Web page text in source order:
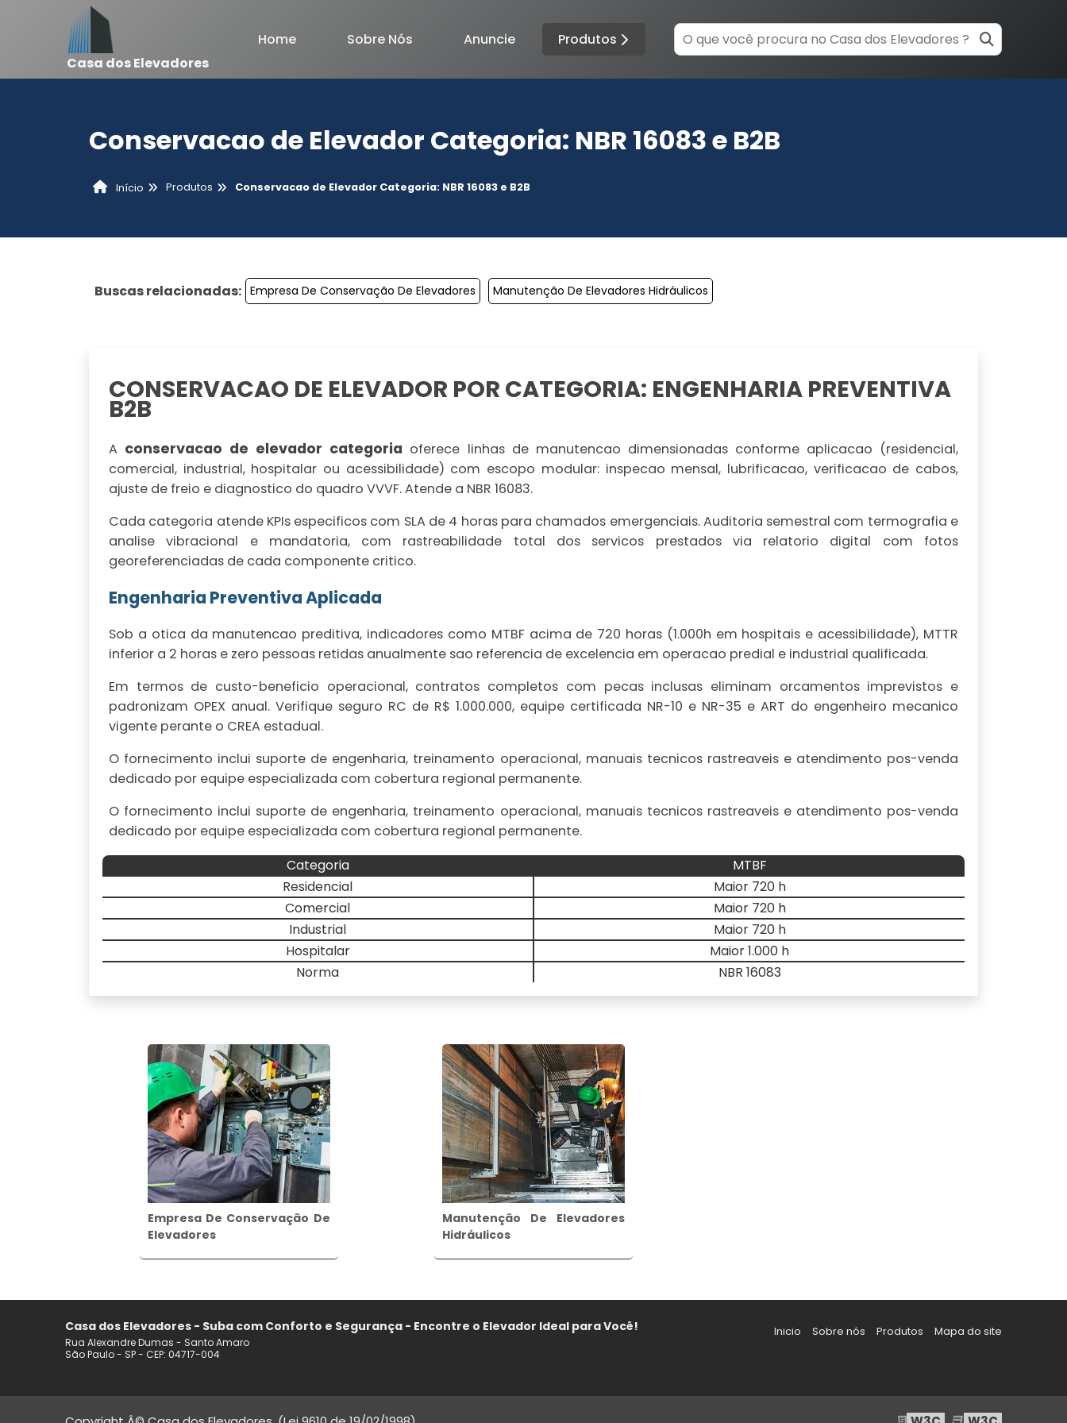
Casa dos Elevadores
Home Sobre Nós Anuncie Produtos
Conservacao de Elevador Categoria: NBR 16083 e B2B
Início Produtos Conservacao de Elevador Categoria: NBR 16083 e B2B
Buscas relacionadas: Empresa De Conservação De Elevadores Manutenção De Elevadores Hidráulicos
CONSERVACAO DE ELEVADOR POR CATEGORIA: ENGENHARIA PREVENTIVA
B2B
A conservacao de elevador categoria oferece linhas de manutencao dimensionadas conforme aplicacao (residencial,
comercial, industrial, hospitalar ou acessibilidade) com escopo modular: inspecao mensal, lubrificacao, verificacao de cabos,
ajuste de freio e diagnostico do quadro VVVF. Atende a NBR 16083.
Cada categoria atende KPIs especificos com SLA de 4 horas para chamados emergenciais. Auditoria semestral com termografia e
analise vibracional e mandatoria, com rastreabilidade total dos servicos prestados via relatorio digital com fotos
georeferenciadas de cada componente critico.
Engenharia Preventiva Aplicada
Sob a otica da manutencao preditiva, indicadores como MTBF acima de 720 horas (1.000h em hospitais e acessibilidade), MTTR
inferior a 2 horas e zero pessoas retidas anualmente sao referencia de excelencia em operacao predial e industrial qualificada.
Em termos de custo-beneficio operacional, contratos completos com pecas inclusas eliminam orcamentos imprevistos e
padronizam OPEX anual. Verifique seguro RC de R$ 1.000.000, equipe certificada NR-10 e NR-35 e ART do engenheiro mecanico
vigente perante o CREA estadual.
O fornecimento inclui suporte de engenharia, treinamento operacional, manuais tecnicos rastreaveis e atendimento pos-venda
dedicado por equipe especializada com cobertura regional permanente.
O fornecimento inclui suporte de engenharia, treinamento operacional, manuais tecnicos rastreaveis e atendimento pos-venda
dedicado por equipe especializada com cobertura regional permanente.
Categoria
MTBF
Residencial
Maior 720 h
Comercial
Maior 720 h
Industrial
Maior 720 h
Hospitalar
Maior 1.000 h
Norma
NBR 16083
Empresa De Conservação De
Elevadores
Manutenção De Elevadores
Hidráulicos
Casa dos Elevadores - Suba com Conforto e Segurança - Encontre o Elevador Ideal para Você!
Rua Alexandre Dumas - Santo Amaro
São Paulo - SP - CEP: 04717-004
Inicio Sobre nós Produtos Mapa do site